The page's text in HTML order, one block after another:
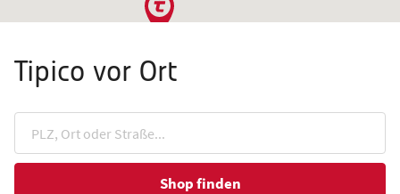
Tipico vor Ort
Shop finden